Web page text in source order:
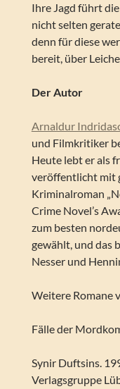
Ihre Jagd führt
nicht selten
denn für diese
bereit, über
Der Autor
Arnaldur
und Filmkritiker
Heute lebt er als
veröffentlicht mit
Kriminalroman
Crime Novel’s
zum besten
gewählt, und das
Nesser und
Weitere Romane
Fälle der
Synir Duftsins.
Verlagsgruppe